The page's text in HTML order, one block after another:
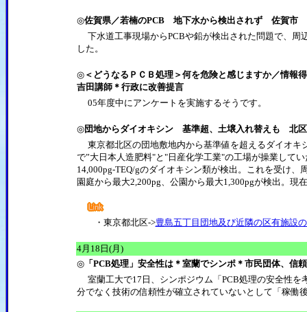
◎佐賀県／若楠のPCB 地下水から検出されず 佐賀市
下水道工事現場からPCBや鉛が検出された問題で、
した。
◎＜どうなるＰＣＢ処理＞何を危険と感じますか／情報
吉田講師＊行政に改善提言
05年度中にアンケートを実施するそうです。
◎団地からダイオキシン 基準超、土壌入れ替えも 北区
東京都北区の団地敷地内から基準値を超えるダイオ
で”大日本人造肥料"と"日産化学工業"の工場が操業して
14,000pg-TEQ/gのダイオキシン類が検出。これを受け
園庭から最大2,200pg、公園から最大1,300pgが検出。現
・東京都北区->豊島五丁目団地及び近隣の区有施設
4月18日(月)
◎「PCB処理」安全性は＊室蘭でシンポ＊市民団体、信
室蘭工大で17日、シンポジウム「PCB処理の安全性
分でなく技術の信頼性が確立されていないとして「稼働